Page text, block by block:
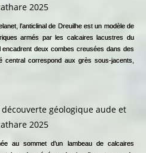
l’anticlinal de Dreuilhe est un modèle de
armés par les calcaires lacustres du
encadrent deux combes creusées dans des
central correspond aux grès sous-jacents,
au sommet d’un lambeau de calcaires